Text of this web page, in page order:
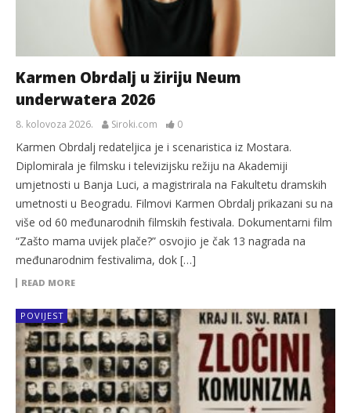
Karmen Obrdalj u žiriju Neum
underwatera 2026
8. kolovoza 2026. Siroki.com 0
Karmen Obrdalj redateljica je i scenaristica iz Mostara.
Diplomirala je filmsku i televizijsku režiju na Akademiji
umjetnosti u Banja Luci, a magistrirala na Fakultetu dramskih
umetnosti u Beogradu. Filmovi Karmen Obrdalj prikazani su na
više od 60 međunarodnih filmskih festivala. Dokumentarni film
“Zašto mama uvijek plače?” osvojio je čak 13 nagrada na
međunarodnim festivalima, dok […]
READ MORE
POVIJEST